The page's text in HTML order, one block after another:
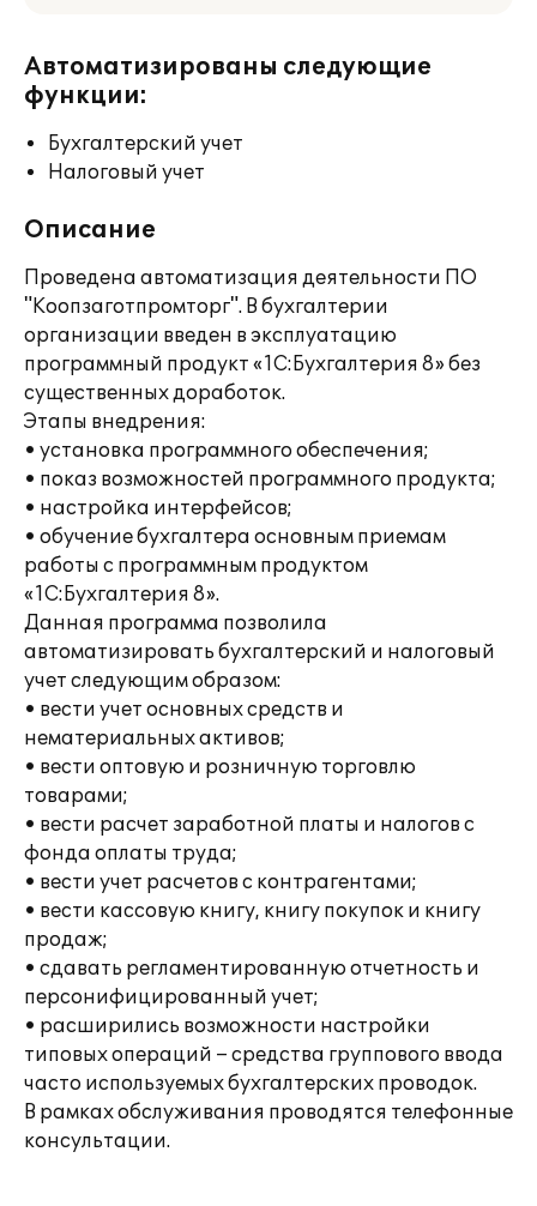
Автоматизированы следующие
функции:
Бухгалтерский учет
Налоговый учет
Описание
Проведена автоматизация деятельности ПО
"Коопзаготпромторг". В бухгалтерии
организации введен в эксплуатацию
программный продукт «1C:Бухгалтерия 8» без
существенных доработок.
Этапы внедрения:
• установка программного обеспечения;
• показ возможностей программного продукта;
• настройка интерфейсов;
• обучение бухгалтера основным приемам
работы с программным продуктом
«1С:Бухгалтерия 8».
Данная программа позволила
автоматизировать бухгалтерский и налоговый
учет следующим образом:
• вести учет основных средств и
нематериальных активов;
• вести оптовую и розничную торговлю
товарами;
• вести расчет заработной платы и налогов с
фонда оплаты труда;
• вести учет расчетов с контрагентами;
• вести кассовую книгу, книгу покупок и книгу
продаж;
• сдавать регламентированную отчетность и
персонифицированный учет;
• расширились возможности настройки
типовых операций – средства группового ввода
часто используемых бухгалтерских проводок.
В рамках обслуживания проводятся телефонные
консультации.